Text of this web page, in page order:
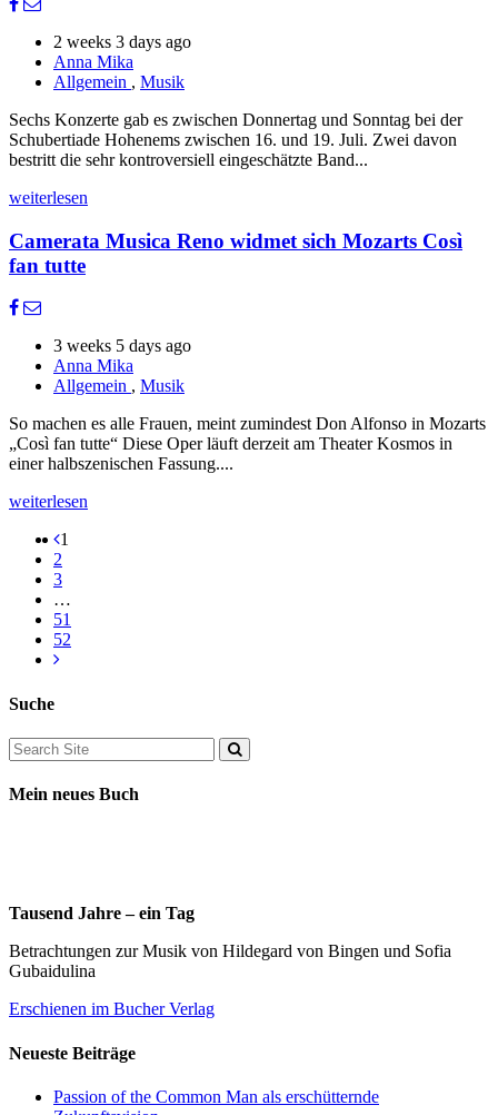
2 weeks 3 days ago
Anna Mika
Allgemein , Musik
Sechs Konzerte gab es zwischen Donnertag und Sonntag bei der
Schubertiade Hohenems zwischen 16. und 19. Juli. Zwei davon
bestritt die sehr kontroversiell eingeschätzte Band...
weiterlesen
Camerata Musica Reno widmet sich Mozarts Così
fan tutte
3 weeks 5 days ago
Anna Mika
Allgemein , Musik
So machen es alle Frauen, meint zumindest Don Alfonso in Mozarts
„Così fan tutte“ Diese Oper läuft derzeit am Theater Kosmos in
einer halbszenischen Fassung....
weiterlesen
1
2
3
…
51
52
Suche
Mein neues Buch
Tausend Jahre – ein Tag
Betrachtungen zur Musik von Hildegard von Bingen und Sofia
Gubaidulina
Erschienen im Bucher Verlag
Neueste Beiträge
Passion of the Common Man als erschütternde